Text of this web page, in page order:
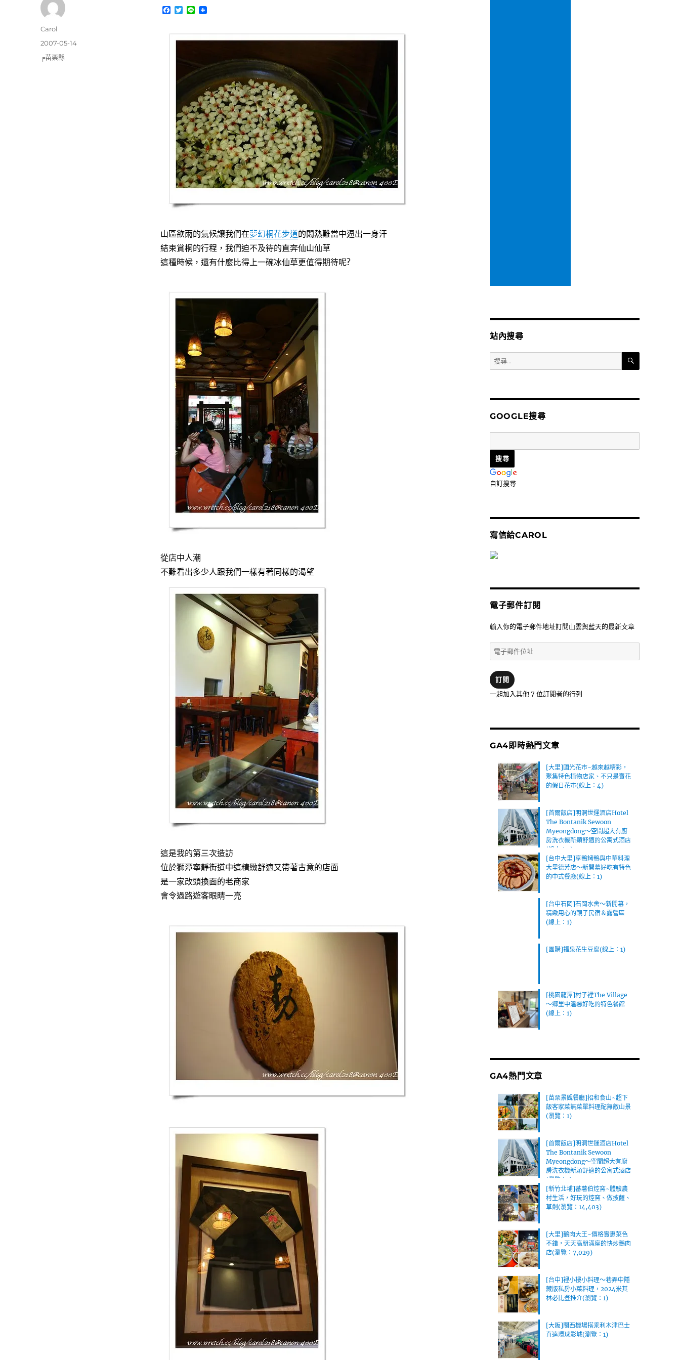
F
T
t
L
山區欲雨的氣候讓我們在夢幻桐花步道的悶熱難當中逼出一身汗
結束賞桐的行程，我們迫不及待的直奔仙山仙草
這種時候，還有什麼比得上一碗冰仙草更值得期待呢?
從店中人潮
不難看出多少人跟我們一樣有著同樣的渴望
這是我的第三次造訪
位於獅潭寧靜街道中這精緻舒適又帶著古意的店面
是一家改頭換面的老商家
會令過路遊客眼睛一亮
作
者
Carol
發
佈
日
2007-05-14
分
╒苗栗縣
站內搜尋
搜
尋
字:
搜
GOOGLE搜尋
自訂搜尋
寫信給CAROL
電子郵件訂閱
輸入你的電子郵件地址訂閱山雲與藍天的最新文章
電
子
件
位
訂閱
一起加入其他 7 位訂閱者的行列
GA4即時熱門文章
[大里]國光花市~越來越精彩，
聚集特色植物店家、不只是賣花
的假日花市(線上：4)
[首爾飯店]明洞世運酒店Hotel
The Bontanik Sewoon
Myeongdong～空間超大有廚
房洗衣機新穎舒適的公寓式酒店
(線上：2)
[台中大里]享鴨烤鴨與中華料理
大里德芳店～新開幕好吃有特色
的中式餐廳(線上：1)
[台中石岡]石岡水舍～新開幕，
精緻用心的親子民宿＆露營區
(線上：1)
[團購]福泉花生豆腐(線上：1)
[桃園龍潭]村子裡The Village
～鄉里中溫馨好吃的特色餐館
(線上：1)
GA4熱門文章
[苗栗景觀餐廳]招和食山~超下
飯客家菜無菜單料理配無敵山景
(瀏覽：1)
[首爾飯店]明洞世運酒店Hotel
The Bontanik Sewoon
Myeongdong～空間超大有廚
房洗衣機新穎舒適的公寓式酒店
(瀏覽：1)
[新竹北埔]蕃薯伯焢窯~體驗農
村生活，好玩的焢窯、做披薩、
草劍(瀏覽：14,403)
[大里]鵝肉大王~價格實惠菜色
不錯，天天高朋滿座的快炒鵝肉
店(瀏覽：7,029)
[台中]裡小樓小料理～巷弄中隱
藏版私房小菜料理，2024米其
林必比登推介(瀏覽：1)
[大阪]關西機場搭乘利木津巴士
直達環球影城(瀏覽：1)